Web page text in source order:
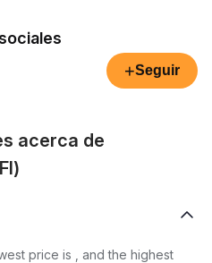
+Seguir
acerca de
price is , and the highest